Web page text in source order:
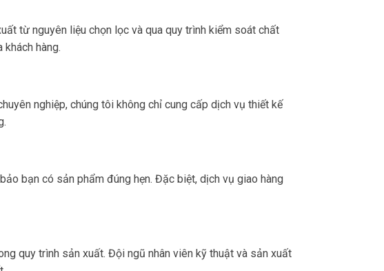
từ nguyên liệu chọn lọc và qua quy trình kiểm soát chất
hàng.
nghiệp, chúng tôi không chỉ cung cấp dịch vụ thiết kế
bạn có sản phẩm đúng hẹn. Đặc biệt, dịch vụ giao hàng
quy trình sản xuất. Đội ngũ nhân viên kỹ thuật và sản xuất